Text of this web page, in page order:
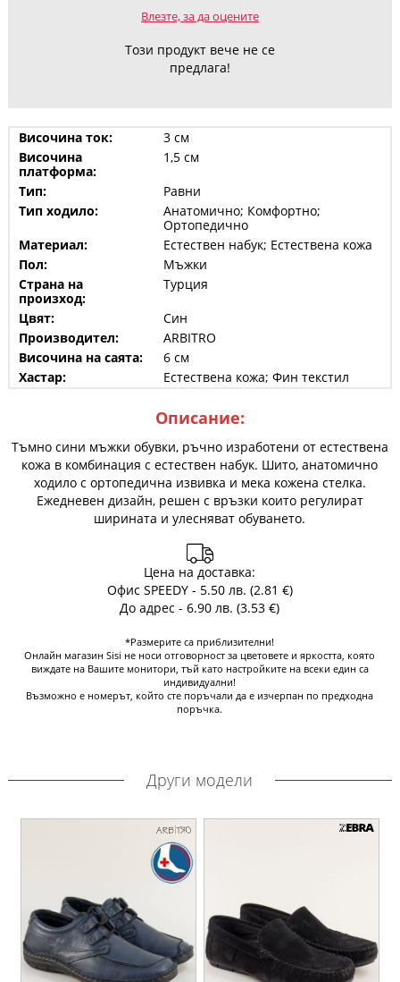
Влезте, за да оцените
Този продукт вече не се
предлага!
Височина ток:
3 см
Височина
платформа:
1,5 см
Тип:
Равни
Тип ходило:
Анатомично; Комфортно;
Ортопедично
Материал:
Естествен набук; Естествена кожа
Пол:
Мъжки
Страна на
произход:
Турция
Цвят:
Син
Производител:
ARBITRO
Височина на саята:
6 см
Хастар:
Естествена кожа; Фин текстил
Описание:
Тъмно сини мъжки обувки, ръчно изработени от естествена
кожа в комбинация с естествен набук. Шито, анатомично
ходило с ортопедична извивка и мека кожена стелка.
Ежедневен дизайн, решен с връзки които регулират
ширината и улесняват обуването.
Цена на доставка:
Офис SPEEDY - 5.50 лв. (2.81 €)
До адрес - 6.90 лв. (3.53 €)
*Размерите са приблизителни!
Онлайн магазин Sisi не носи отговорност за цветовете и яркостта, която
виждате на Вашите монитори, тъй като настройките на всеки един са
индивидуални!
Възможно е номерът, който сте поръчали да е изчерпан по предходна
поръчка.
Други модели